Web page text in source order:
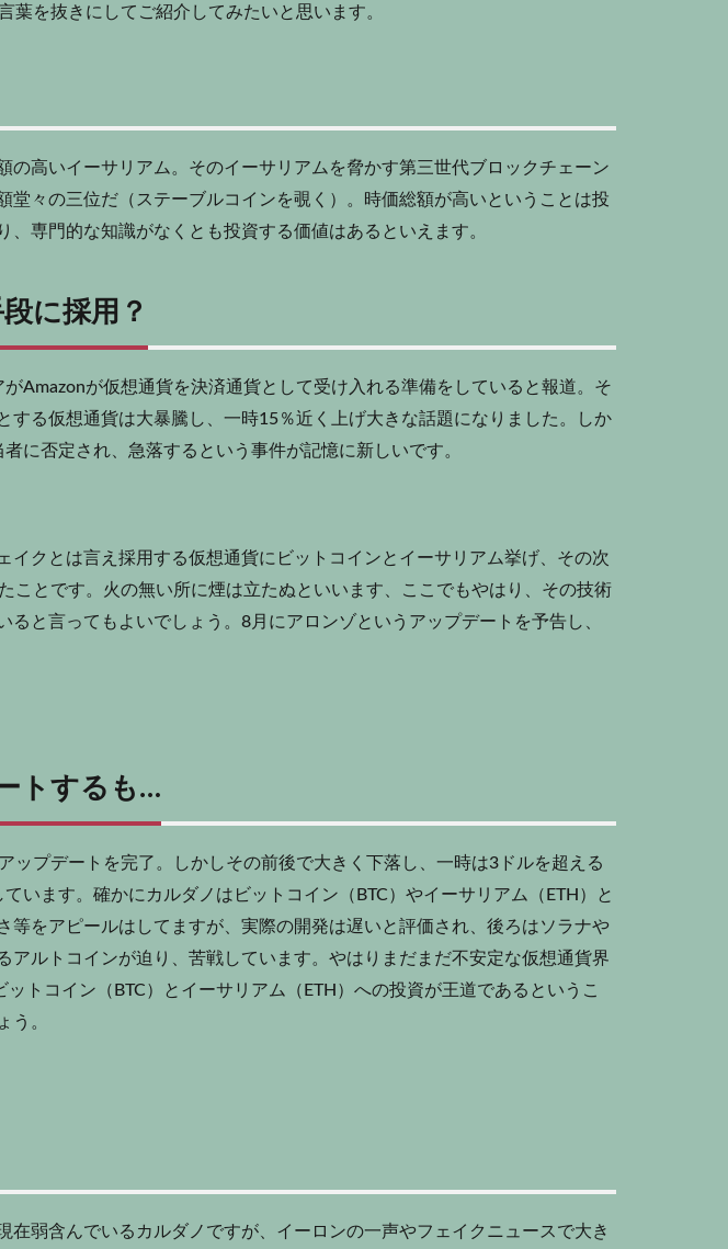
葉を抜きにしてご紹介してみたいと思います。
の高いイーサリアム。そのイーサリアムを脅かす第三世代ブロックチェーン
堂々の三位だ（ステーブルコインを覗く）。時価総額が高いということは投
、専門的な知識がなくとも投資する価値はあるといえます。
に採用？
Amazonが仮想通貨を決済通貨として受け入れる準備をしていると報道。そ
する仮想通貨は大暴騰し、一時15％近く上げ大きな話題になりました。しか
に否定され、急落するという事件が記憶に新しいです。
イクとは言え採用する仮想通貨にビットコインとイーサリアム挙げ、その次
ことです。火の無い所に煙は立たぬといいます、ここでもやはり、その技術
ると言ってもよいでしょう。8月にアロンゾというアップデートを予告し、
トするも…
ップデートを完了。しかしその前後で大きく下落し、一時は3ドルを超える
います。確かにカルダノはビットコイン（BTC）やイーサリアム（ETH）と
等をアピールはしてますが、実際の開発は遅いと評価され、後ろはソラナや
アルトコインが迫り、苦戦しています。やはりまだまだ不安定な仮想通貨界
トコイン（BTC）とイーサリアム（ETH）への投資が王道であるというこ
う。
在弱含んでいるカルダノですが、イーロンの一声やフェイクニュースで大き